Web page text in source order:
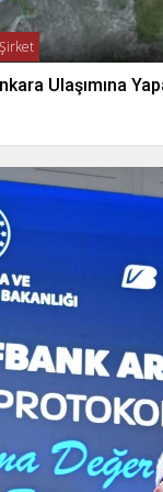
Şirket
Ulaşımına